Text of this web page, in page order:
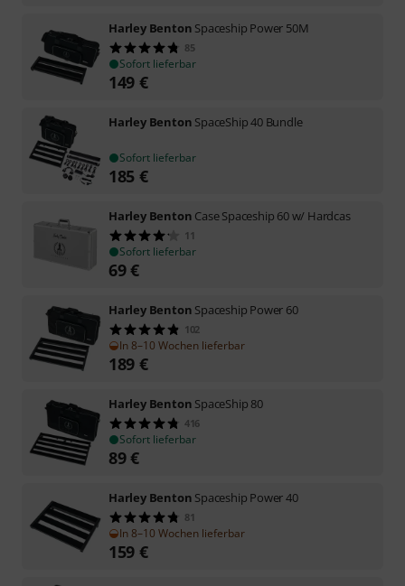
Harley Benton Spaceship Power 50M
85
Sofort lieferbar
149 €
Harley Benton SpaceShip 40 Bundle
Sofort lieferbar
185 €
Harley Benton Case Spaceship 60 w/ Hardcas
11
Sofort lieferbar
69€
Harley Benton Spaceship Power 60
102
In 8–10 Wochen lieferbar
189 €
Harley Benton SpaceShip 80
416
Sofort lieferbar
89€
Harley Benton Spaceship Power 40
81
In 8–10 Wochen lieferbar
159 €